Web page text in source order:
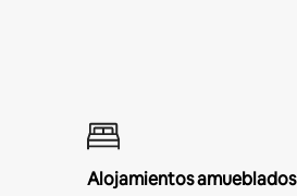
Alojamientos amueblados